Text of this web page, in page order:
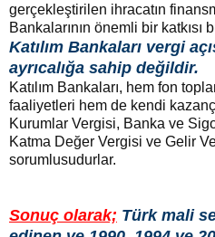
gerçekleştirilen ihracatın
Bankalarının önemli bir katkısı
Katılım Bankaları vergi
ayrıcalığa sahip değildir.
Katılım Bankaları, hem fon
faaliyetleri hem de kendi
Kurumlar Vergisi, Banka ve
Katma Değer Vergisi ve Gelir
sorumlusudurlar.
Sonuç olarak; Türk mali